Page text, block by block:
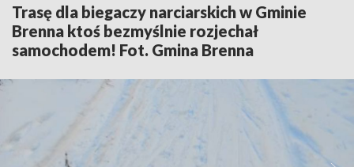
Trasę dla biegaczy narciarskich w Gminie
Brenna ktoś bezmyślnie rozjechał
samochodem! Fot. Gmina Brenna